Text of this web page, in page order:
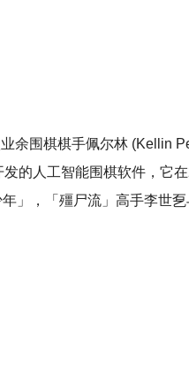
余围棋棋手佩尔林 (Kellin
的人工智能围棋软件，它
」，「殭尸流」高手李世